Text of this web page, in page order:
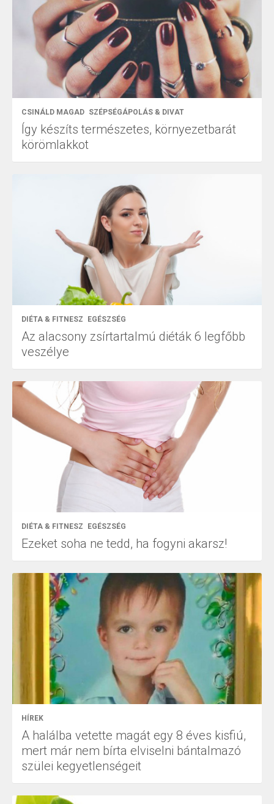
CSINÁLD MAGAD SZÉPSÉGÁPOLÁS & DIVAT
Így készíts természetes, környezetbarát
körömlakkot
DIÉTA & FITNESZ EGÉSZSÉG
Az alacsony zsírtartalmú diéták 6 legfőbb
veszélye
DIÉTA & FITNESZ EGÉSZSÉG
Ezeket soha ne tedd, ha fogyni akarsz!
HÍREK
A halálba vetette magát egy 8 éves kisfiú,
mert már nem bírta elviselni bántalmazó
szülei kegyetlenségeit